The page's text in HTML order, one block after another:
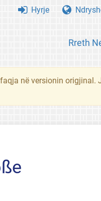
Rreth
Hyrje
në versionin origjinal.